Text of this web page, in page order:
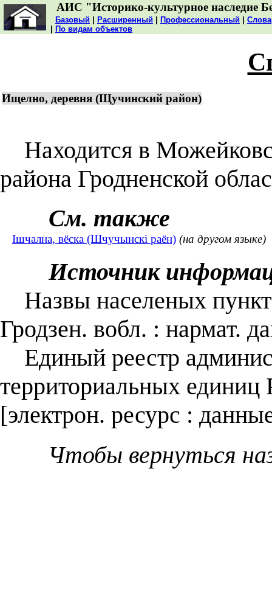
АИС "Историко-культурное наследие
Базовый Расширенный Профессиональный
По видам объектов
Ищелно, деревня (Щучинский район)
Находится в
района Гродненской
См. также
Ішчална, вёска (Шчучынскі раён) (на другом языке)
Источник
Назвы населеных
Гродзен. вобл. : нармат.
Единый реестр
территориальных единиц
[электрон. ресурс :
Чтобы вернуться